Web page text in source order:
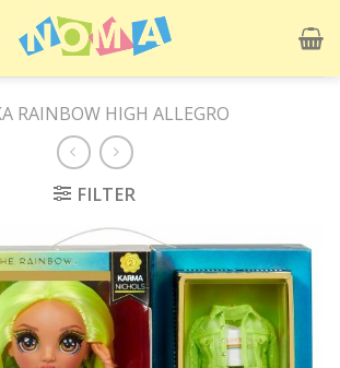
RAINBOW HIGH ALLEGRO
FILTER